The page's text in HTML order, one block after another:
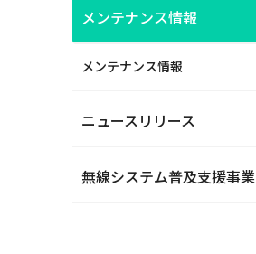
メンテナンス情報
メンテナンス情報
ニュースリリース
無線システム普及支援事業